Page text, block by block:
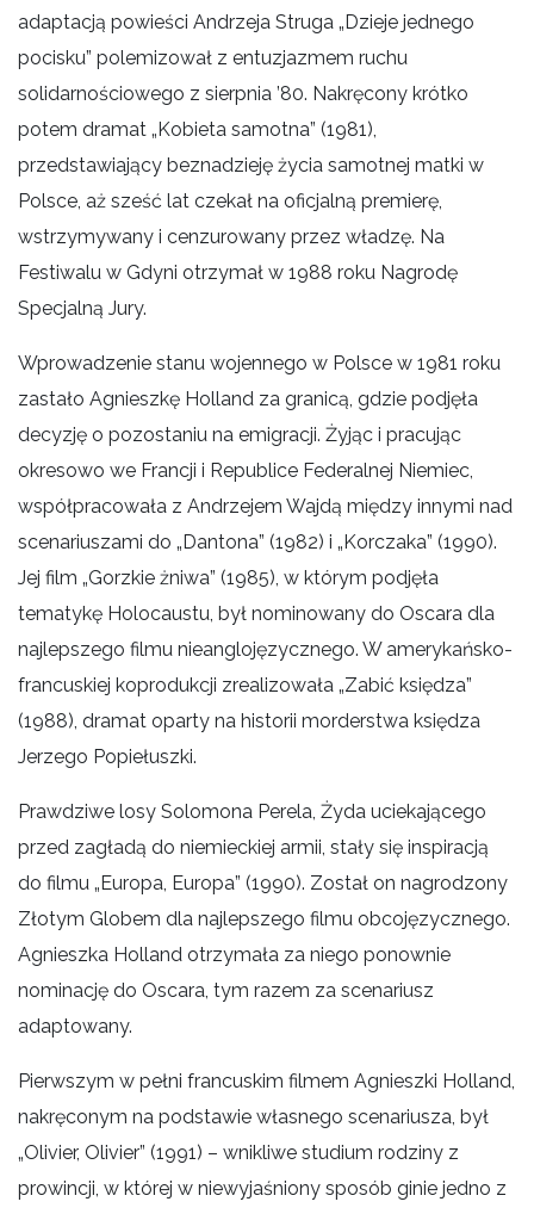
adaptacją powieści Andrzeja Struga „Dzieje jednego
pocisku” polemizował z entuzjazmem ruchu
solidarnościowego z sierpnia ’80. Nakręcony krótko
potem dramat „Kobieta samotna” (1981),
przedstawiający beznadzieję życia samotnej matki w
Polsce, aż sześć lat czekał na oficjalną premierę,
wstrzymywany i cenzurowany przez władzę. Na
Festiwalu w Gdyni otrzymał w 1988 roku Nagrodę
Specjalną Jury.
Wprowadzenie stanu wojennego w Polsce w 1981 roku
zastało Agnieszkę Holland za granicą, gdzie podjęła
decyzję o pozostaniu na emigracji. Żyjąc i pracując
okresowo we Francji i Republice Federalnej Niemiec,
współpracowała z Andrzejem Wajdą między innymi nad
scenariuszami do „Dantona” (1982) i „Korczaka” (1990).
Jej film „Gorzkie żniwa” (1985), w którym podjęła
tematykę Holocaustu, był nominowany do Oscara dla
najlepszego filmu nieanglojęzycznego. W amerykańsko-
francuskiej koprodukcji zrealizowała „Zabić księdza”
(1988), dramat oparty na historii morderstwa księdza
Jerzego Popiełuszki.
Prawdziwe losy Solomona Perela, Żyda uciekającego
przed zagładą do niemieckiej armii, stały się inspiracją
do filmu „Europa, Europa” (1990). Został on nagrodzony
Złotym Globem dla najlepszego filmu obcojęzycznego.
Agnieszka Holland otrzymała za niego ponownie
nominację do Oscara, tym razem za scenariusz
adaptowany.
Pierwszym w pełni francuskim filmem Agnieszki Holland,
nakręconym na podstawie własnego scenariusza, był
„Olivier, Olivier” (1991) – wnikliwe studium rodziny z
prowincji, w której w niewyjaśniony sposób ginie jedno z